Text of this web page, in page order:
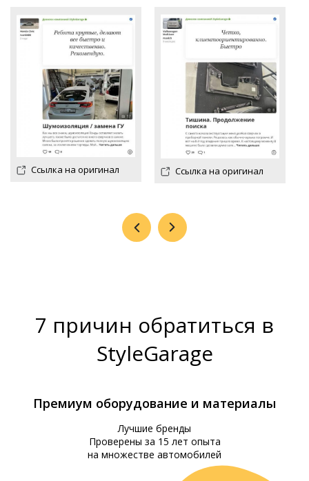
Ссылка на оригинал Ссылка на оригинал
7 причин обратиться в
StyleGarage
Премиум оборудование и материалы
Лучшие бренды
Проверены за 15 лет опыта
на множестве автомобилей